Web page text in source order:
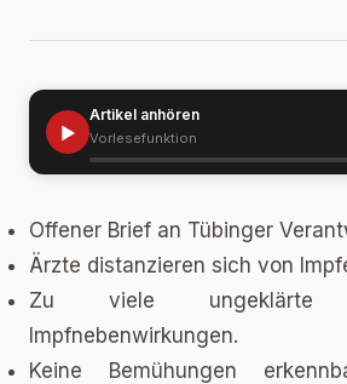
▶
Artikel anhören
Vorlesefunktion
Offener Brief an Tübinger
Ärzte distanzieren sich von
Zu viele ungeklärte
Impfnebenwirkungen.
Keine Bemühungen